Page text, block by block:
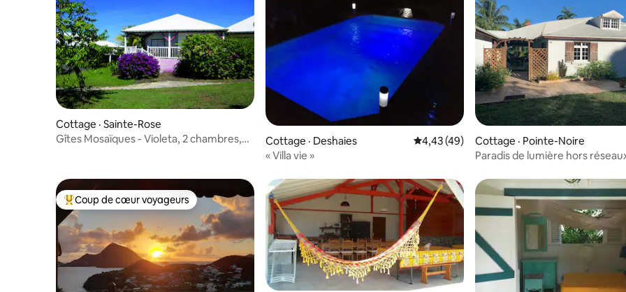
Cottage · Sainte-Rose
Gîtes Mosaïques - Violeta, 2 chambres,
Cottage · Deshaies Note moyenne de 4,43 sur 5, 49
4,43 (49)
« Villa vie »
Cottage · Pointe-Noire
Paradis de lumière hors
Coup de cœur voyageurs parmi les plus aimés
Coup de cœur voyageurs